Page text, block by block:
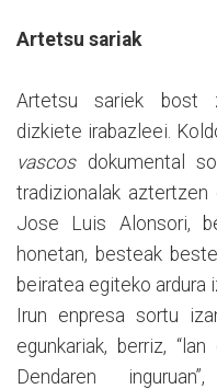
Artetsu sariak
Artetsu sariek bost
dizkiete irabazleei.
vascosdokumental
tradizionalak aztertzen
Jose Luis Alonsori,
honetan, besteak
beiratea egiteko ardura
Irun enpresa sortu
egunkariak, berriz,
Dendaren